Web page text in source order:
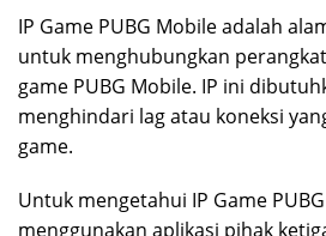
IP Game PUBG Mobile adalah
untuk menghubungkan
game PUBG Mobile. IP ini
menghindari lag atau koneksi
game.
Untuk mengetahui IP Game
menggunakan aplikasi pihak